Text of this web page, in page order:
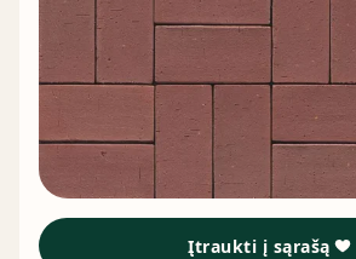
Įtraukti į sąrašą